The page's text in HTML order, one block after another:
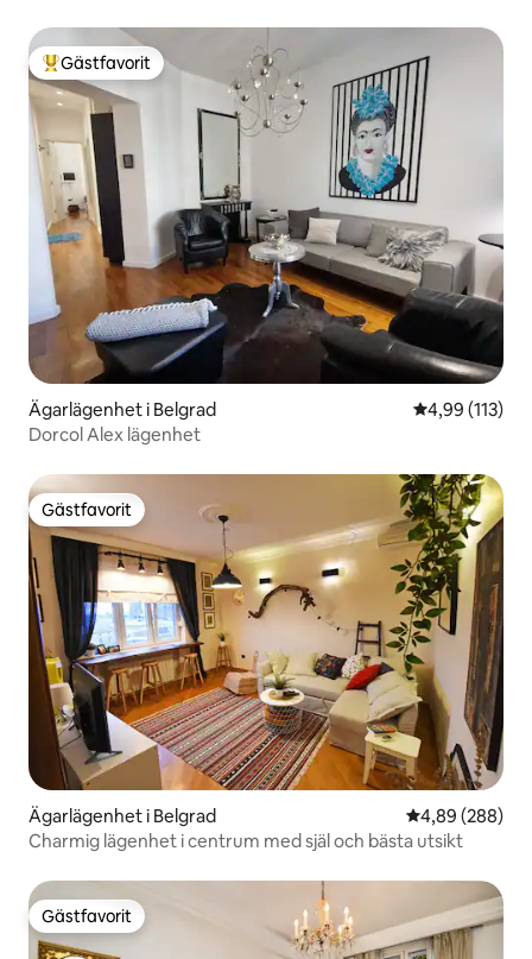
Populär gästfavorit
Gästfavorit
Ägarlägenhet i Belgrad 4,99 av 5 i
4,99 (113)
Dorcol Alex lägenhet
Gästfavorit
Gästfavorit
Ägarlägenhet i Belgrad 4,89 av 5 i
4,89 (288)
Charmig lägenhet i centrum med själ och bästa utsikt
Gästfavorit
Gästfavorit